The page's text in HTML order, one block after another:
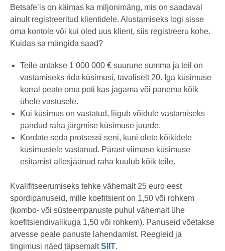
Betsafe’is on käimas ka miljonimäng, mis on saadaval
ainult registreeritud klientidele. Alustamiseks logi sisse
oma kontole või kui oled uus klient, siis registreeru kohe.
Kuidas sa mängida saad?
Teile antakse 1 000 000 € suurune summa ja teil on
vastamiseks rida küsimusi, tavaliselt 20. Iga küsimuse
korral peate oma poti kas jagama või panema kõik
ühele vastusele.
Kui küsimus on vastatud, liigub võidule vastamiseks
pandud raha järgmise küsimuse juurde.
Kordate seda protsessi seni, kuni olete kõikidele
küsimustele vastanud. Pärast viimase küsimuse
esitamist allesjäänud raha kuulub kõik teile.
Kvalifitseerumiseks tehke vähemalt 25 euro eest
spordipanuseid, mille koefitsient on 1,50 või rohkem
(kombo- või süsteempanuste puhul vähemalt ühe
koefitsiendivalikuga 1,50 või rohkem). Panuseid võetakse
arvesse peale panuste lahendamist. Reegleid ja
tingimusi näed täpsemaltSIIT.